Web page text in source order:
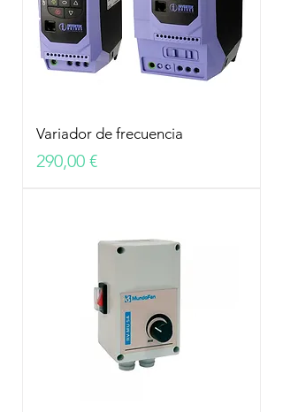
Variador de frecuencia
Precio
290,00 €